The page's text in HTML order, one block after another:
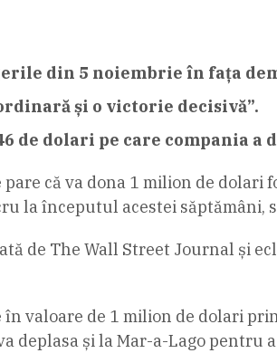
din 5 noiembrie în fața
și o victorie decisivă”.
de dolari pe care
pare că va dona 1 milion de
la începutul acestei săptămâni,
de The Wall Street Journal și
în valoare de 1 milion de dolari
deplasa și la Mar-a-Lago pentru